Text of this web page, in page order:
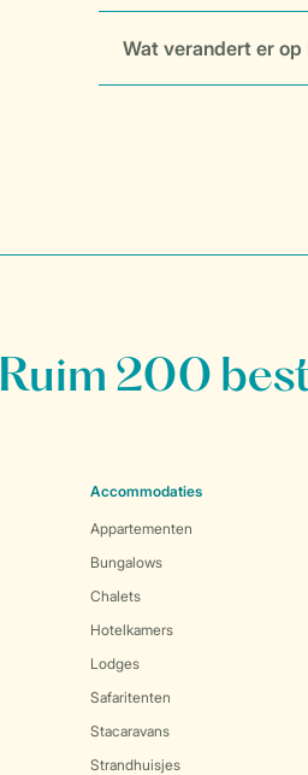
Wat verandert er op
Ruim 200
Accommodaties
Appartementen
Bungalows
Chalets
Hotelkamers
Lodges
Safaritenten
Stacaravans
Strandhuisjes